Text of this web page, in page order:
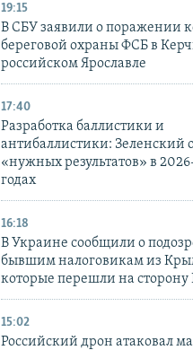
19:15
В СБУ заявили о поражении
береговой охраны ФСБ в
российском Ярославле
17:40
Разработка баллистики и
антибаллистики: Зеленский
«нужных результатов» в
годах
16:18
В Украине сообщили о
бывшим налоговикам из
которые перешли на сторону
15:02
Российский дрон атаковал